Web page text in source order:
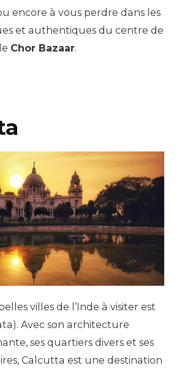
encore à vous perdre dans les
et authentiques du centre de
Chor Bazaar.
villes de l’Inde à visiter est
Avec son architecture
ses quartiers divers et ses
Calcutta est une destination